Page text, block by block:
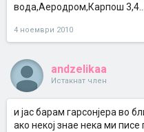
вода,Аеродром,Карпош 3,4...
4 ноември 2010
andzelikaa
Истакнат член
и јас барам гарсонјера во
ако некој знае нека ми